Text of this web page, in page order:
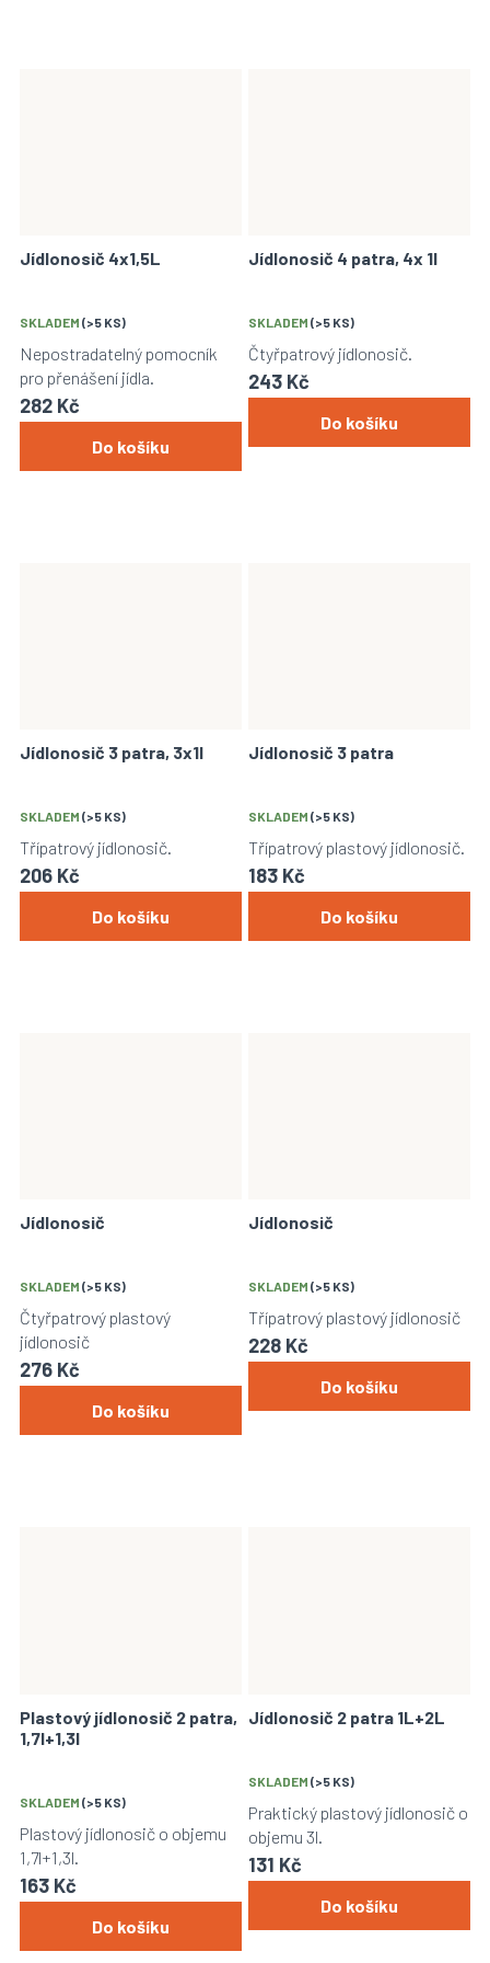
Jídlonosič 4x1,5L
SKLADEM (>5 KS)
282 Kč
Do košíku
Nepostradatelný pomocník
pro přenášení jídla.
Jídlonosič 4 patra, 4x 1l
SKLADEM (>5 KS)
243 Kč
Do košíku
Čtyřpatrový jídlonosič.
Jídlonosič 3 patra, 3x1l
SKLADEM (>5 KS)
206 Kč
Do košíku
Třípatrový jídlonosič.
Jídlonosič 3 patra
SKLADEM (>5 KS)
183 Kč
Do košíku
Třípatrový plastový jídlonosič.
Jídlonosič
SKLADEM (>5 KS)
276 Kč
Do košíku
Čtyřpatrový plastový
jídlonosič
Jídlonosič
SKLADEM (>5 KS)
228 Kč
Do košíku
Třípatrový plastový jídlonosič
Plastový jídlonosič 2 patra,
1,7l+1,3l
SKLADEM (>5 KS)
163 Kč
Do košíku
Plastový jídlonosič o objemu
1,7l+1,3l.
Jídlonosič 2 patra 1L+2L
SKLADEM (>5 KS)
131 Kč
Do košíku
Praktický plastový jídlonosič o
objemu 3l.